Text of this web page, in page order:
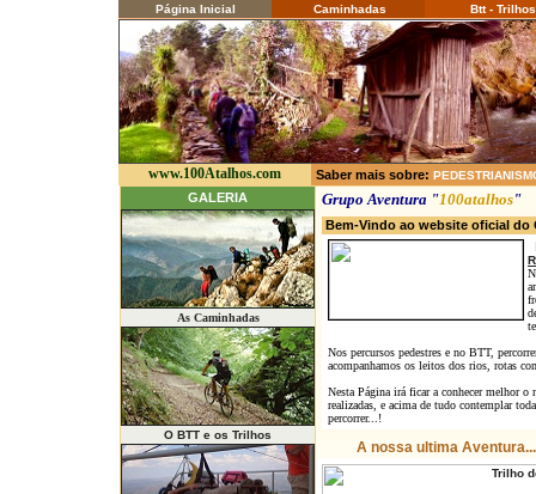
Página Inicial Caminhadas Btt - Trilhos
www.100Atalhos.com Saber mais sobre:
GALERIA
As Caminhadas
O BTT e os Trilhos
Grupo Aventura "100atalhos"
Bem-Vindo ao website oficial do
Nos percursos pedestres e no BTT,
acompanhamos os leitos dos rios, rotas
Nesta Página irá ficar a conhecer melhor
realizadas, e acima de tudo contemplar
percorrer...!
A nossa ultima Aventura...